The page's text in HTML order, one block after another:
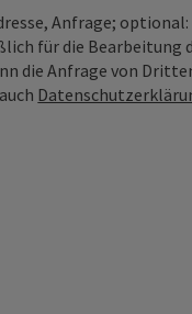
Anfrage; optional:
für die Bearbeitung
die Anfrage von